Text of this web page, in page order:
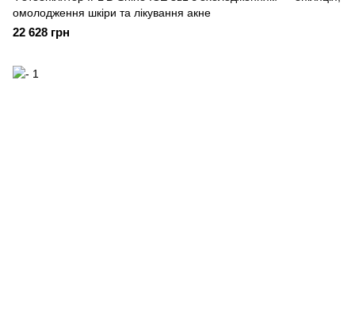
омолодження шкіри та лікування акне
22 628 грн